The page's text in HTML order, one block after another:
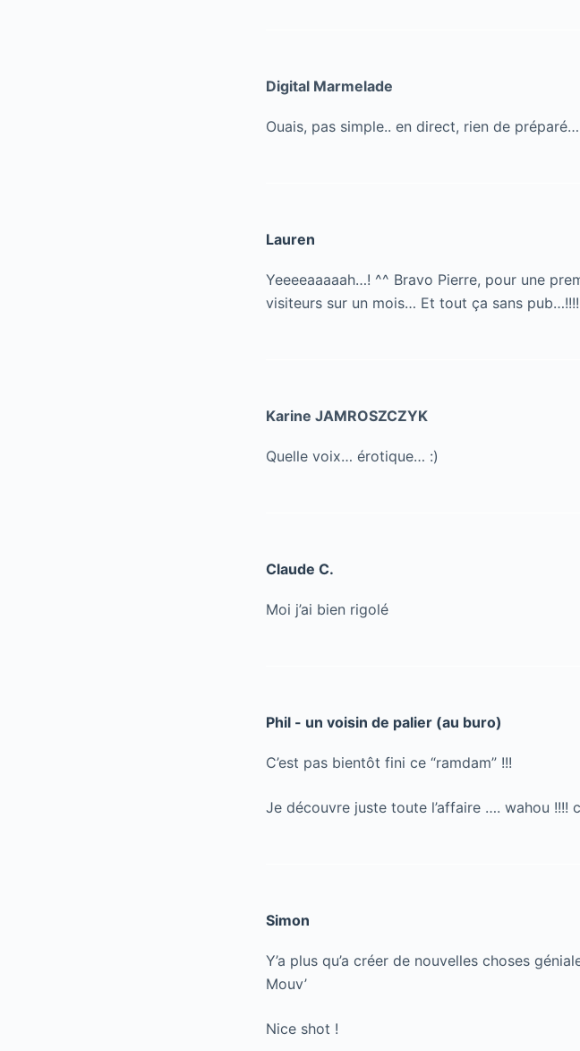
Digital Marmelade
Ouais, pas simple.. en direct, rien de
Lauren
Yeeeeaaaaah…! ^^ Bravo Pierre, pour une
visiteurs sur un mois… Et tout ça sans
Karine JAMROSZCZYK
Quelle voix… érotique… :)
Claude C.
Moi j’ai bien rigolé
Phil - un voisin de palier (au buro)
C’est pas bientôt fini ce “ramdam” !!!
Je découvre juste toute l’affaire …. wahou !!!!
Simon
Y’a plus qu’a créer de nouvelles choses
Mouv’
Nice shot !